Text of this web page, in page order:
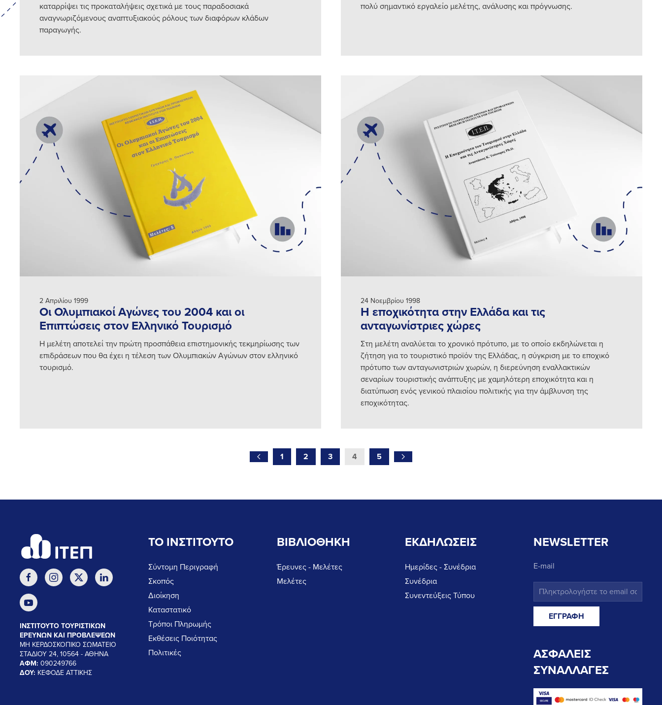
καταρρίψει τις προκαταλήψεις σχετικά με τους παραδοσιακά
αναγνωριζόμενους αναπτυξιακούς ρόλους των διαφόρων κλάδων
παραγωγής.
πολύ σημαντικό εργαλείο μελέτης, ανάλυσης και πρόγνωσης.
2 Απριλίου 1999
Οι Ολυμπιακοί Αγώνες του 2004 και οι
Επιπτώσεις στον Ελληνικό Τουρισμό
Η μελέτη αποτελεί την πρώτη προσπάθεια επιστημονικής τεκμηρίωσης των
επιδράσεων που θα έχει η τέλεση των Ολυμπιακών Αγώνων στον ελληνικό
τουρισμό.
24 Νοεμβρίου 1998
Η εποχικότητα στην Ελλάδα και τις
ανταγωνίστριες χώρες
Στη μελέτη αναλύεται το χρονικό πρότυπο, με το οποίο εκδηλώνεται η
ζήτηση για το τουριστικό προϊόν της Ελλάδας, η σύγκριση με το εποχικό
πρότυπο των ανταγωνιστριών χωρών, η διερεύνηση εναλλακτικών
σεναρίων τουριστικής ανάπτυξης με χαμηλότερη εποχικότητα και η
διατύπωση ενός γενικού πλαισίου πολιτικής για την άμβλυνση της
εποχικότητας.
1 2 3 4 5
ΙΝΣΤΙΤΟΥΤΟ ΤΟΥΡΙΣΤΙΚΩΝ
ΕΡΕΥΝΩΝ ΚΑΙ ΠΡΟΒΛΕΨΕΩΝ
ΜΗ ΚΕΡΔΟΣΚΟΠΙΚΟ ΣΩΜΑΤΕΙΟ
ΣΤΑΔΙΟΥ 24, 10564 - ΑΘΗΝΑ
ΑΦΜ: 090249766
ΔΟΥ: ΚΕΦΟΔΕ ΑΤΤΙΚΗΣ
ΤΟ ΙΝΣΤΙΤΟΥΤΟ
Σύντομη Περιγραφή
Σκοπός
Διοίκηση
Καταστατικό
Τρόποι Πληρωμής
Εκθέσεις Ποιότητας
Πολιτικές
ΒΙΒΛΙΟΘΗΚΗ
Έρευνες - Μελέτες
Μελέτες
ΕΚΔΗΛΩΣΕΙΣ
Ημερίδες - Συνέδρια
Συνέδρια
Συνεντεύξεις Τύπου
NEWSLETTER
E-mail
ΑΣΦΑΛΕΙΣ
ΣΥΝΑΛΛΑΓΕΣ